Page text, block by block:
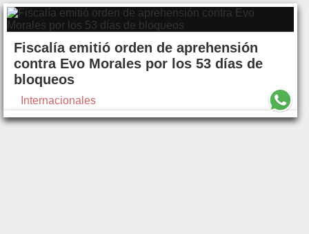
Fiscalía emitió orden de aprehensión
contra Evo Morales por los 53 días de
bloqueos
Internacionales